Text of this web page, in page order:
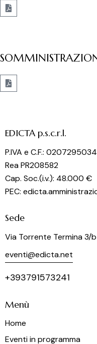
EDICTA p.s.c.r.l.
P.IVA e C.F.:
Rea PR208582
Cap. Soc.(i.v.): 48.000 €
PEC:
Sede
Via Torrente Termina 3/
eventi@edicta.net
+393791573241
Menù
Home
Eventi in programma